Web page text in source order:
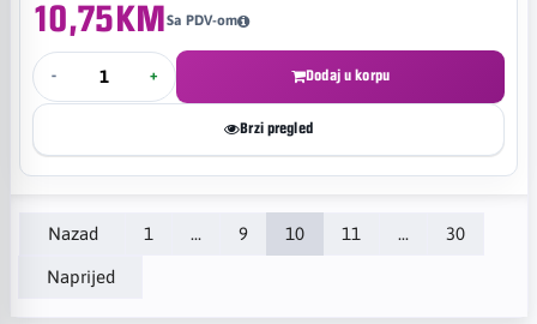
10,75KMSa PDV-om
- + Dodaj u korpu
Brzi pregled
Nazad 1 ... 9 10 11 ... 30
Naprijed